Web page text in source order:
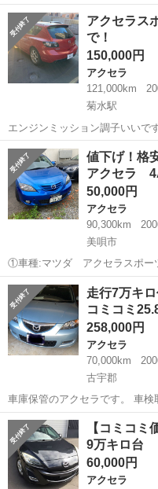
Ｓ<BR> <BR> 年式 平
2WD<BR> <BR> 車検満了日
北海道 帯広市
アクセラス
で！
150,000円
アクセラ
121,000km
菊水駅
エンジンミッション調子いいで
レームでお願いします！ クリ
なる方は現車確認してください
少伸びます 車検取ったばっかり
北海道 札幌市 菊水駅
値下げ！格
アクセラ
50,000円
アクセラ
90,300km
美唄市
①車種:マツダ アクセラスポ
量:2,000cc ⑤距離:90,300km ⑥
間:R4.5.31 ⑨付属品:スタッド
北海道 美唄市 アクセラ
走行7万キ
コミコミ
258,000円
アクセラ
70,000km
古宇郡
車庫保管のアクセラです。 車検取得済み バッテリー新品 使い始めま
したので、走行距離は伸びます。 外装美装しました。 お支払い方
現金でお願い致します。 あくまで主観ですが、走りもよく綺麗な車だ
と思います。 軽...
北海道 古宇郡 アクセラ
【コミコ
9万キロ台
60,000円
アクセラ